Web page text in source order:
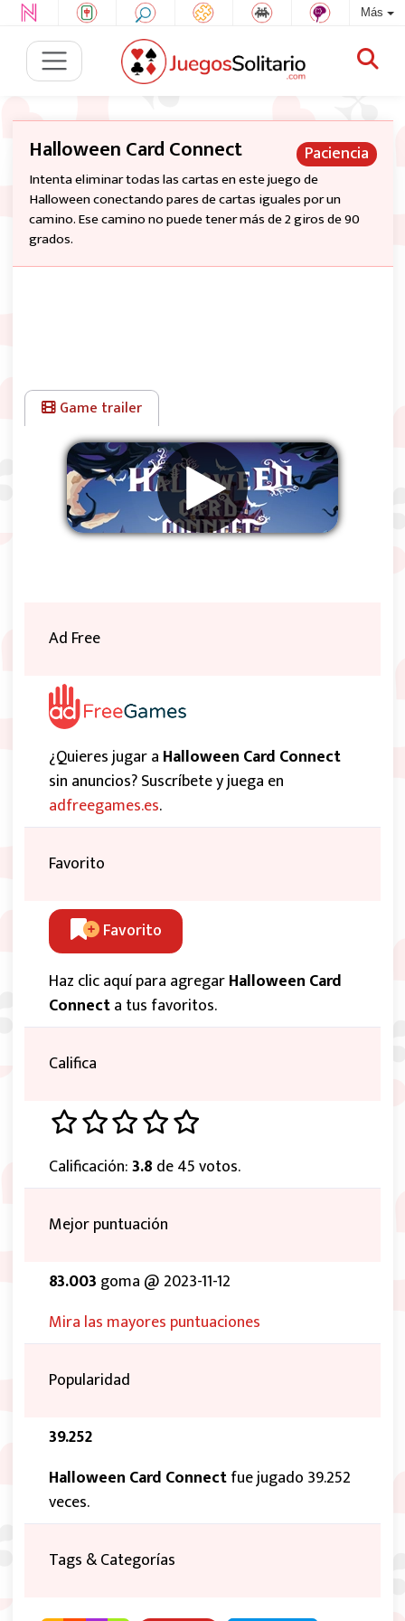
Más
Paciencia
Halloween Card Connect
Intenta eliminar todas las cartas en este juego de
Halloween conectando pares de cartas iguales por un
camino. Ese camino no puede tener más de 2 giros de 90
grados.
Game trailer
Ad Free
¿Quieres jugar a Halloween Card Connect
sin anuncios? Suscríbete y juega en
adfreegames.es.
Favorito
Favorito
Haz clic aquí para agregarHalloween Card
Connecta tus favoritos.
Califica
Calificación:3.8 de 45 votos.
Mejor puntuación
83.003 goma @ 2023-11-12
Mira las mayores puntuaciones
Popularidad
39.252
Halloween Card Connectfue jugado 39.252
veces.
Tags & Categorías